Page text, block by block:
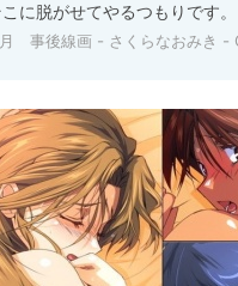
に脱がせてやるつもりです。
月 事後線画 - さくらなおみき -